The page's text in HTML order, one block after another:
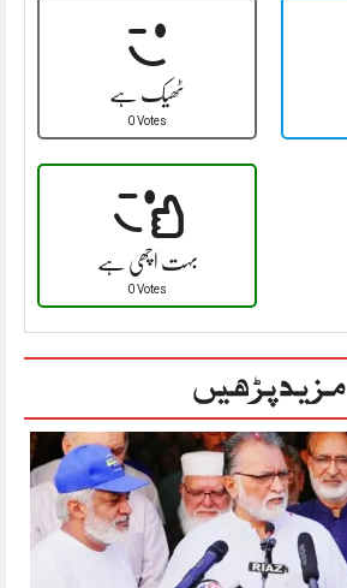
ٹھیک ہے
0 Votes
بہت اچھی ہے
0 Votes
مزید پڑھیں